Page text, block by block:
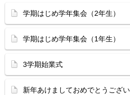
学期はじめ学年集会（2年生）
学期はじめ学年集会（1年生）
3学期始業式
新年あけましておめでとうござ